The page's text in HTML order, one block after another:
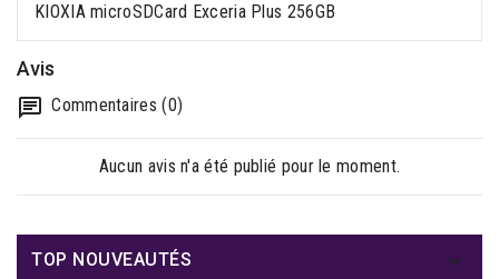
KIOXIA microSDCard Exceria Plus 256GB
Avis
Commentaires (0)
Aucun avis n'a été publié pour le moment.
TOP NOUVEAUTÉS 